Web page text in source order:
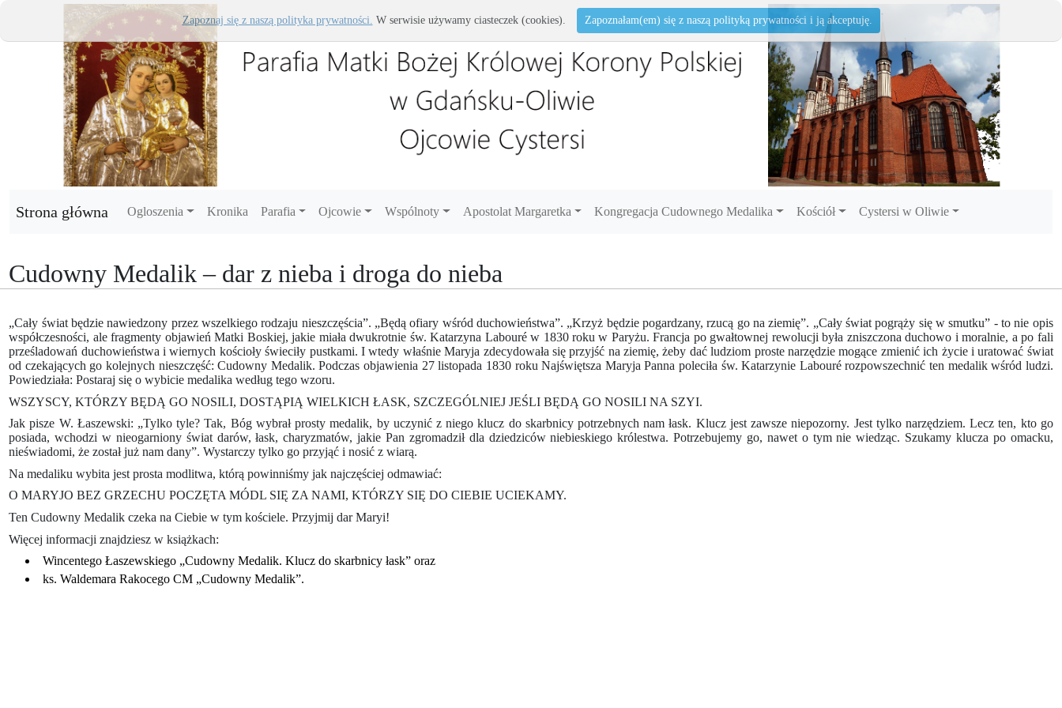
Strona główna Ogloszenia Kronika Parafia Ojcowie Wspólnoty Apostolat Margaretka Kongregacja Cudownego Medalika Kościół Cystersi w Oliwie
Cudowny Medalik – dar z nieba i droga do nieba
„Cały świat będzie nawiedzony przez wszelkiego rodzaju nieszczęścia”. „Będą ofiary wśród duchowieństwa”. „Krzyż będzie pogardzany, rzucą go na ziemię”. „Cały świat pogrąży się w smutku” - to nie opis
współczesności, ale fragmenty objawień Matki Boskiej, jakie miała dwukrotnie św. Katarzyna Labouré w 1830 roku w Paryżu. Francja po gwałtownej rewolucji była zniszczona duchowo i moralnie, a po fali
prześladowań duchowieństwa i wiernych kościoły świeciły pustkami. I wtedy właśnie Maryja zdecydowała się przyjść na ziemię, żeby dać ludziom proste narzędzie mogące zmienić ich życie i uratować świat
od czekających go kolejnych nieszczęść: Cudowny Medalik. Podczas objawienia 27 listopada 1830 roku Najświętsza Maryja Panna poleciła św. Katarzynie Labouré rozpowszechnić ten medalik wśród ludzi.
Powiedziała: Postaraj się o wybicie medalika według tego wzoru.
WSZYSCY, KTÓRZY BĘDĄ GO NOSILI, DOSTĄPIĄ WIELKICH ŁASK, SZCZEGÓLNIEJ JEŚLI BĘDĄ GO NOSILI NA SZYI.
Jak pisze W. Łaszewski: „Tylko tyle? Tak, Bóg wybrał prosty medalik, by uczynić z niego klucz do skarbnicy potrzebnych nam łask. Klucz jest zawsze niepozorny. Jest tylko narzędziem. Lecz ten, kto go
posiada, wchodzi w nieogarniony świat darów, łask, charyzmatów, jakie Pan zgromadził dla dziedziców niebieskiego królestwa. Potrzebujemy go, nawet o tym nie wiedząc. Szukamy klucza po omacku,
nieświadomi, że został już nam dany”. Wystarczy tylko go przyjąć i nosić z wiarą.
Na medaliku wybita jest prosta modlitwa, którą powinniśmy jak najczęściej odmawiać:
O MARYJO BEZ GRZECHU POCZĘTA MÓDL SIĘ ZA NAMI, KTÓRZY SIĘ DO CIEBIE UCIEKAMY.
Ten Cudowny Medalik czeka na Ciebie w tym kościele. Przyjmij dar Maryi!
Więcej informacji znajdziesz w książkach:
Wincentego Łaszewskiego „Cudowny Medalik. Klucz do skarbnicy łask” oraz
ks. Waldemara Rakocego CM „Cudowny Medalik”.
Zapoznaj się z naszą polityka prywatności. W serwisie używamy ciasteczek (cookies). Zapoznałam(em) się z naszą polityką prywatności i ją akceptuję.